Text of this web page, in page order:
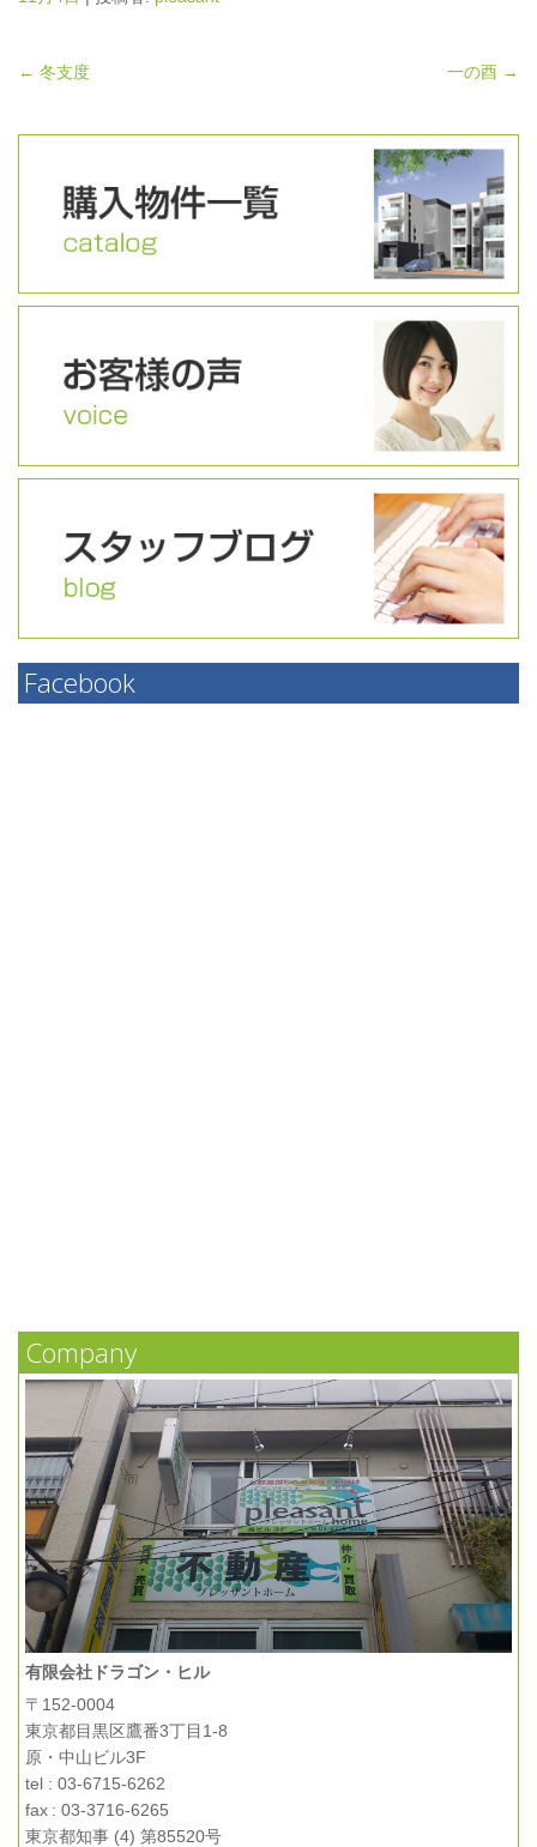
← 冬支度 一の酉 →
Facebook
Company
有限会社ドラゴン・ヒル
〒152-0004
東京都目黒区鷹番3丁目1-8
原・中山ビル3F
tel : 03-6715-6262
fax : 03-3716-6265
東京都知事 (4) 第85520号